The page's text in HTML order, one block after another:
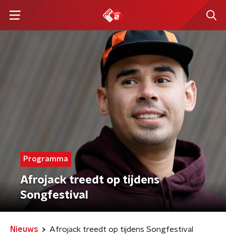
Programma
Afrojack treedt op tijdens
Songfestival
Nieuws Afrojack treedt op tijdens Songfestival